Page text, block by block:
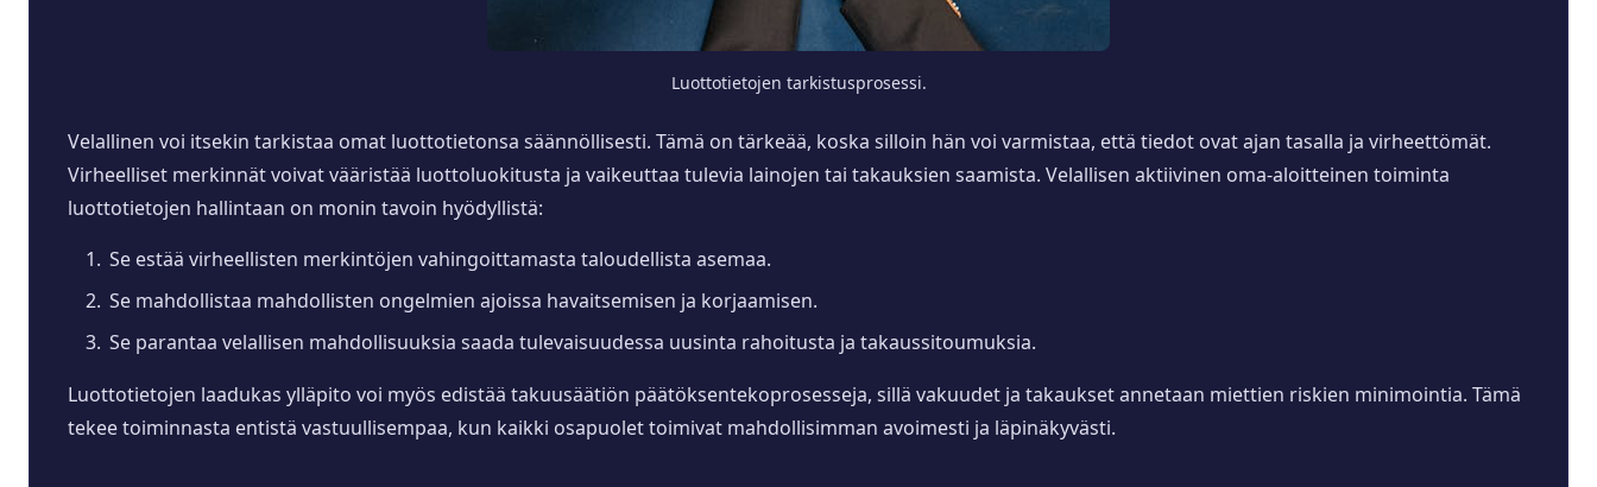
Luottotietojen tarkistusprosessi.
Velallinen voi itsekin tarkistaa omat luottotietonsa säännöllisesti. Tämä on tärkeää, koska silloin hän voi varmistaa, että tiedot ovat ajan tasalla ja virheettömät.
Virheelliset merkinnät voivat vääristää luottoluokitusta ja vaikeuttaa tulevia lainojen tai takauksien saamista. Velallisen aktiivinen oma-aloitteinen toiminta
luottotietojen hallintaan on monin tavoin hyödyllistä:
Se estää virheellisten merkintöjen vahingoittamasta taloudellista asemaa.
Se mahdollistaa mahdollisten ongelmien ajoissa havaitsemisen ja korjaamisen.
Se parantaa velallisen mahdollisuuksia saada tulevaisuudessa uusinta rahoitusta ja takaussitoumuksia.
Luottotietojen laadukas ylläpito voi myös edistää takuusäätiön päätöksentekoprosesseja, sillä vakuudet ja takaukset annetaan miettien riskien minimointia. Tämä
tekee toiminnasta entistä vastuullisempaa, kun kaikki osapuolet toimivat mahdollisimman avoimesti ja läpinäkyvästi.